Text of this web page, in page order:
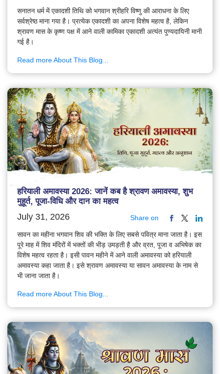
सनातन धर्म में एकादशी तिथि को भगवान श्रीहरि विष्णु की आराधना के लिए
सर्वश्रेष्ठ माना गया है। प्रत्येक एकादशी का अपना विशेष महत्व है, लेकिन
श्रावण मास के कृष्ण पक्ष में आने वाली कामिका एकादशी अत्यंत पुण्यदायिनी मानी
गई है।
Read more About This Blog...
हरियाली अमावस्या 2026: जानें कब है श्रावण अमावस्या, शुभ
मुहूर्त, पूजा-विधि और दान का महत्व
July 31, 2026 Share on
सावन का महीना भगवान शिव की भक्ति के लिए सबसे पवित्र माना जाता है। इस
पूरे माह में शिव मंदिरों में भक्तों की भीड़ उमड़ती है और व्रत, पूजा व अभिषेक का
विशेष महत्व रहता है। इसी पावन महीने में आने वाली अमावस्या को हरियाली
अमावस्या कहा जाता है। इसे श्रावण अमावस्या या सावन अमावस्या के नाम से
भी जाना जाता है।
Read more About This Blog...